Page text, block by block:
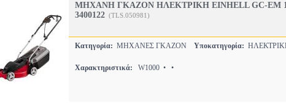
ΜΗΧΑΝΗ ΓΚΑΖΟΝ ΗΛΕΚΤΡΙΚΗ EINHELL GC-EM
3400122 (TLS.050981)
Κατηγορία: ΜΗΧΑΝΕΣ ΓΚΑΖΟΝ Υποκατηγορία:
Χαρακτηριστικά: W1000 • •